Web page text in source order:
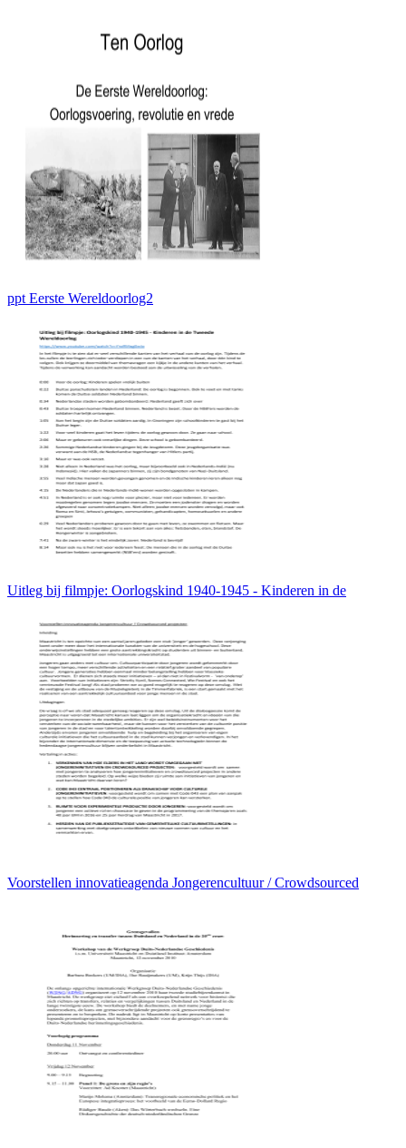
ppt Eerste Wereldoorlog2
Uitleg bij filmpje: Oorlogskind 1940-1945 - Kinderen in de
Voorstellen innovatieagenda Jongerencultuur / Crowdsourced